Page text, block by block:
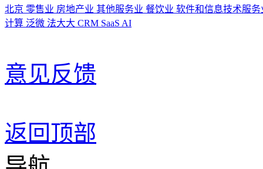
北京 零售业 房地产业 其他服务业 餐饮业 软件和信息技术服
计算 泛微 法大大 CRM SaaS AI
意见反馈
返回顶部